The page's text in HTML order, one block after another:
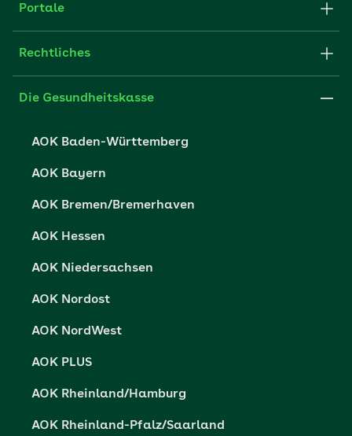
FAQ
Struktur & Verwaltung
Partner der AOK
Portale
Fachportal für Arbeitgeber
Presse- und Politikportal
Vertriebspartner-Service
Rechtliches
Impressum
Die Gesundheitskasse
AOK Baden-Württemberg
AOK Bayern
AOK Bremen/Bremerhaven
AOK Hessen
AOK Niedersachsen
AOK Nordost
AOK NordWest
AOK PLUS
AOK Rheinland/Hamburg
AOK Rheinland-Pfalz/Saarland